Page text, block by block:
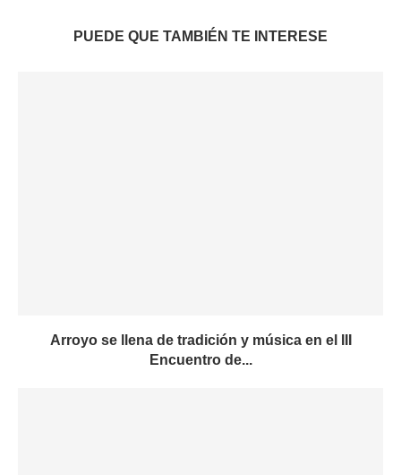
PUEDE QUE TAMBIÉN TE INTERESE
Arroyo se llena de tradición y música en el III
Encuentro de...